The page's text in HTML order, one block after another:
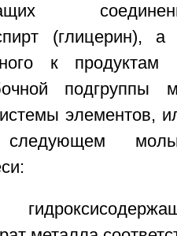
(глицерин),
к продуктам
подгруппы
элементов,